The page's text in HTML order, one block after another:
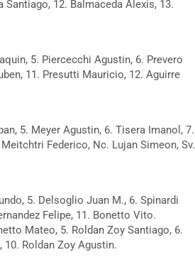
12. Balmaceda Alexis, 13.
5. Piercecchi Agustin, 6. Prevero
11. Presutti Mauricio, 12. Aguirre
5. Meyer Agustin, 6. Tisera Imanol, 7.
Federico, Nc. Lujan Simeon, Sv.
5. Delsoglio Juan M., 6. Spinardi
Felipe, 11. Bonetto Vito.
Mateo, 5. Roldan Zoy Santiago, 6.
10. Roldan Zoy Agustin.